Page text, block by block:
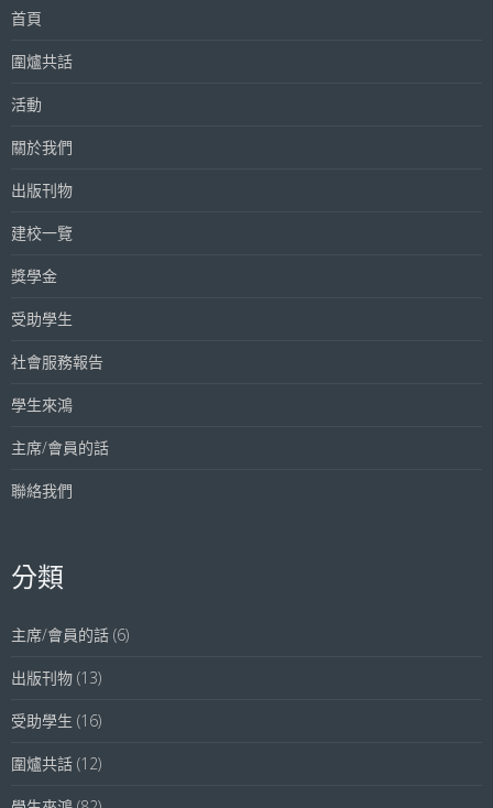
首頁
圍爐共話
活動
關於我們
出版刊物
建校一覽
獎學金
受助學生
社會服務報告
學生來鴻
主席/會員的話
聯絡我們
分類
主席/會員的話 (6)
出版刊物 (13)
受助學生 (16)
圍爐共話 (12)